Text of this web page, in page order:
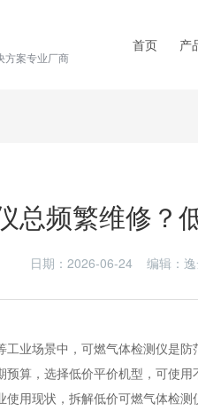
方案专业厂商
首页 产
总频繁维修？
日期：2026-06-24 编辑：
业场景中， 可燃气体检测仪是防
算，选择低价平价机型，可使
用现状，拆解低价可燃气体检测